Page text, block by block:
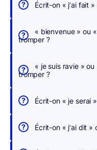
r
h
e
,
n
u
c
Écrit-on « j’ai fait »
« bienvenue » ou
tromper ?
« je suis ravie »
tromper ?
Écrit-on « je serai
Écrit-on « j’ai dit »